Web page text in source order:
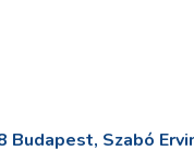
Budapest, Szabó